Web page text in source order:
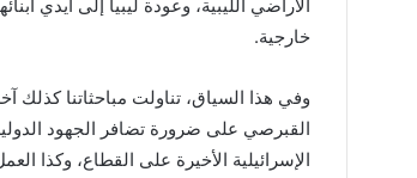
الأراضي الليبية، وعودة ليبيا إلى أيدي
خارجية.
وفي هذا السياق، تناولت مباحثاتنا
القبرصي على ضرورة تضافر الجهود
الإسرائيلية الأخيرة على القطاع، وكذا